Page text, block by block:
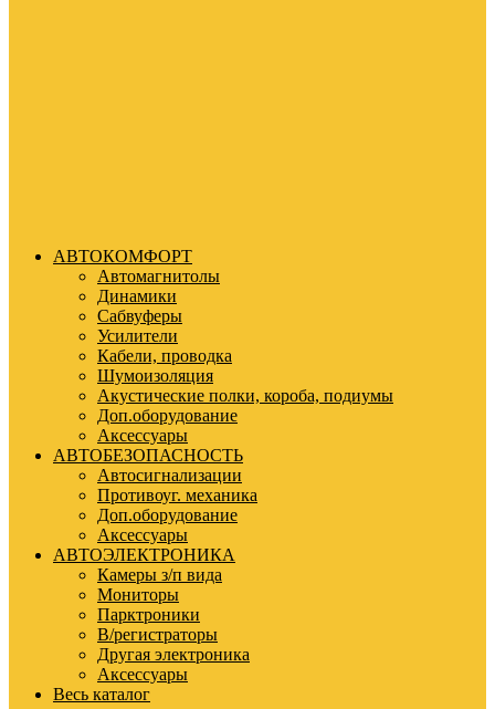
АВТОКОМФОРТ
Автомагнитолы
Динамики
Сабвуферы
Усилители
Кабели, проводка
Шумоизоляция
Акустические полки, короба, подиумы
Доп.оборудование
Аксессуары
АВТОБЕЗОПАСНОСТЬ
Автосигнализации
Противоуг. механика
Доп.оборудование
Аксессуары
АВТОЭЛЕКТРОНИКА
Камеры з/п вида
Мониторы
Парктроники
В/регистраторы
Другая электроника
Аксессуары
Весь каталог